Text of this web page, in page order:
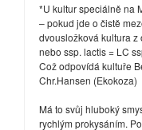
*U kultur speciálně na
– pokud jde o čistě
dvousložková kultura z
nebo ssp. lactis = LC
Což odpovídá kultuře
Chr.Hansen (Ekokoza)
Má to svůj hluboký
rychlým prokysáním.